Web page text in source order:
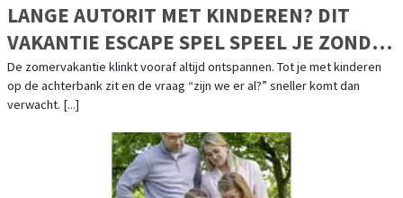
LANGE AUTORIT MET KINDEREN? DIT
VAKANTIE ESCAPE SPEL SPEEL JE ZONDER
SCHERM
De zomervakantie klinkt vooraf altijd ontspannen. Tot je met kinderen
op de achterbank zit en de vraag “zijn we er al?” sneller komt dan
verwacht. [...]